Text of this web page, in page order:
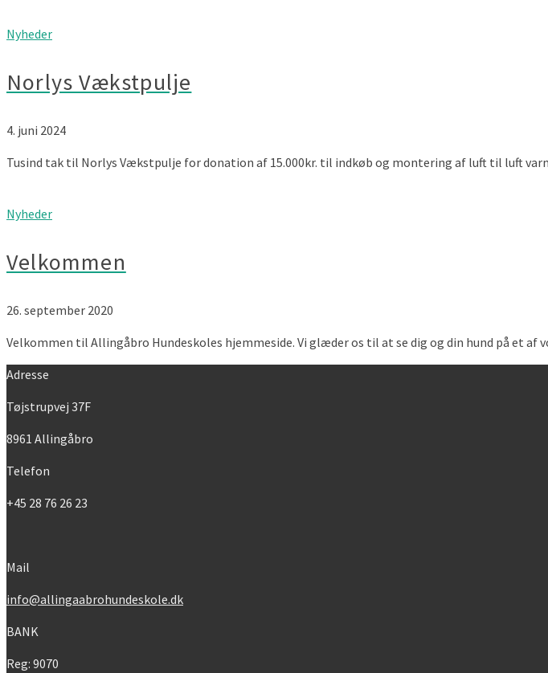
Nyheder
Norlys Vækstpulje
4. juni 2024
Tusind tak til Norlys Vækstpulje for donation af 15.000kr. til indkøb og montering af luft til luft
Nyheder
Velkommen
26. september 2020
Velkommen til Allingåbro Hundeskoles hjemmeside. Vi glæder os til at se dig og din hund på et af
Adresse
Tøjstrupvej 37F
8961 Allingåbro
Telefon
+45 28 76 26 23
Mail
info@allingaabrohundeskole.dk
BANK
Reg: 9070